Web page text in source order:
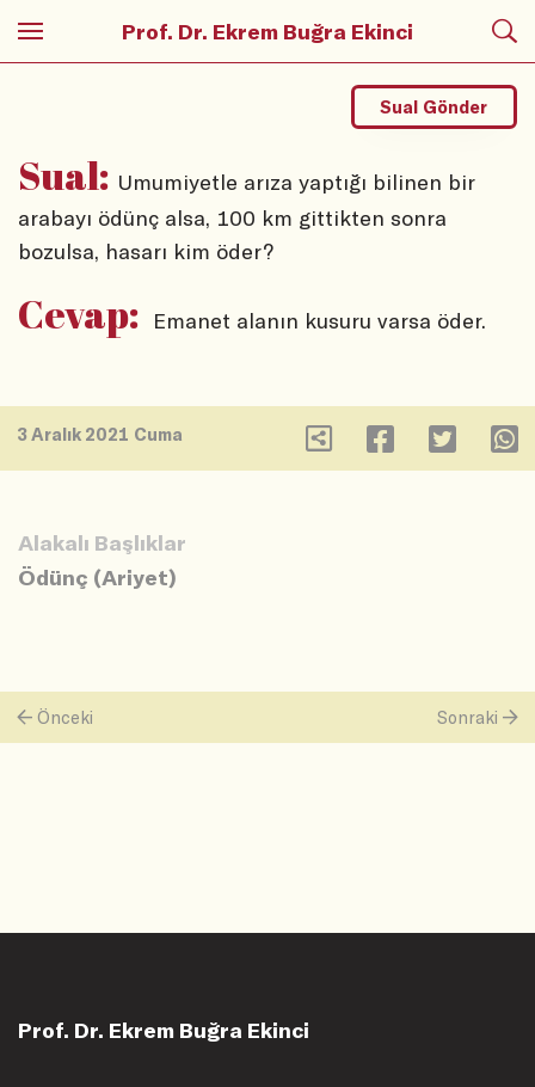
Prof. Dr. Ekrem Buğra Ekinci
Sual: Umumiyetle arıza yaptığı bilinen bir
arabayı ödünç alsa, 100 km gittikten sonra
bozulsa, hasarı kim öder?
Sual Gönder
Cevap: Emanet alanın kusuru varsa öder.
3 Aralık 2021 Cuma
Alakalı Başlıklar
Ödünç (Ariyet)
Önceki Sonraki
Prof. Dr. Ekrem Buğra Ekinci